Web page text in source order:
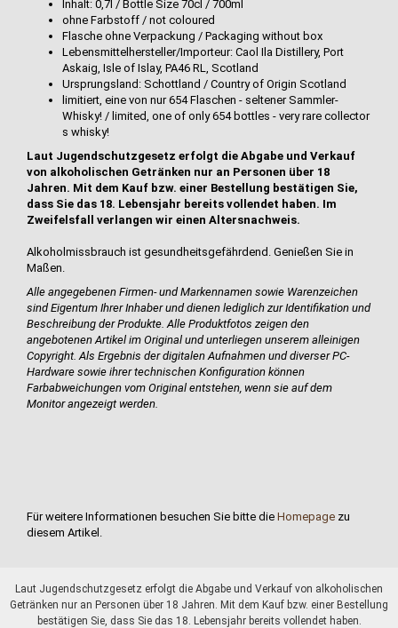
Inhalt: 0,7l / Bottle Size 70cl / 700ml
ohne Farbstoff / not coloured
Flasche ohne Verpackung / Packaging without box
Lebensmittelhersteller/Importeur: Caol Ila Distillery, Port
Askaig, Isle of Islay, PA46 RL, Scotland
Ursprungsland: Schottland / Country of Origin Scotland
limitiert, eine von nur 654 Flaschen - seltener Sammler-
Whisky! / limited, one of only 654 bottles - very rare collector
s whisky!
Laut Jugendschutzgesetz erfolgt die Abgabe und Verkauf
von alkoholischen Getränken nur an Personen über 18
Jahren. Mit dem Kauf bzw. einer Bestellung bestätigen Sie,
dass Sie das 18. Lebensjahr bereits vollendet haben. Im
Zweifelsfall verlangen wir einen Altersnachweis.
Alkoholmissbrauch ist gesundheitsgefährdend. Genießen Sie in
Maßen.
Alle angegebenen Firmen- und Markennamen sowie Warenzeichen
sind Eigentum Ihrer Inhaber und dienen lediglich zur Identifikation und
Beschreibung der Produkte.Alle Produktfotos zeigen den
angebotenen Artikel im Original und unterliegen unserem alleinigen
Copyright. Als Ergebnis der digitalen Aufnahmen und diverser PC-
Hardware sowie ihrer technischen Konfiguration können
Farbabweichungen vom Original entstehen, wenn sie auf dem
Monitor angezeigt werden.
Für weitere Informationen besuchen Sie bitte die Homepage zu
diesem Artikel.
Laut Jugendschutzgesetz erfolgt die Abgabe und Verkauf von alkoholischen
Getränken nur an Personen über 18 Jahren. Mit dem Kauf bzw. einer Bestellung
bestätigen Sie, dass Sie das 18. Lebensjahr bereits vollendet haben.